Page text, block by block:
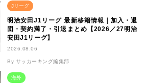
Jリーグ
明治安田J1リーグ 最新移籍情報｜加入・退
団・契約満了・引退まとめ【2026／27明治
安田J1リーグ】
2026.08.06
By サッカーキング編集部
海外